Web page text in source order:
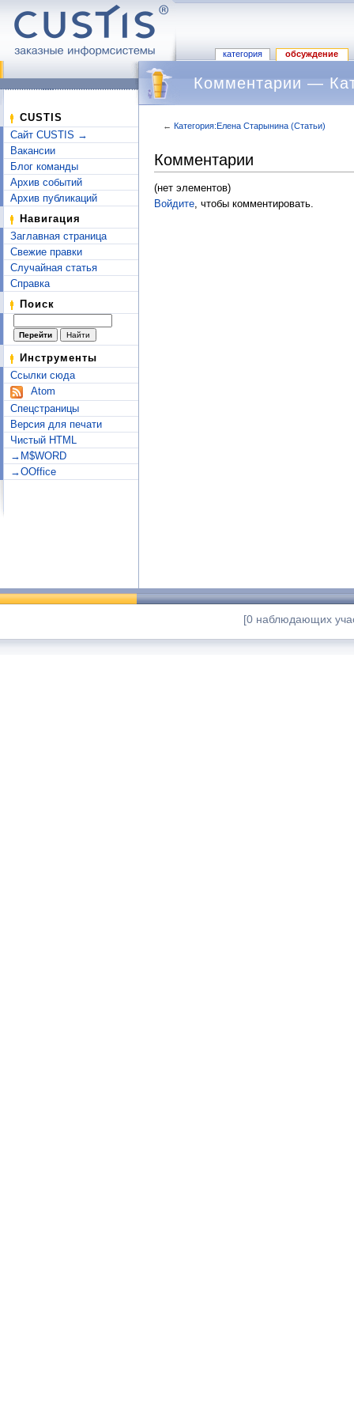
категория обсуждение
CUSTIS
Сайт CUSTIS →
Вакансии
Блог команды
Архив событий
Архив публикаций
Навигация
Заглавная страница
Свежие правки
Случайная статья
Справка
Поиск
Инструменты
Ссылки сюда
Atom
Спецстраницы
Версия для печати
Чистый HTML
→M$WORD
→OOffice
Комментарии —
← Категория:Елена Старынина (Статьи)
Комментарии
(нет элементов)
Войдите, чтобы комментировать.
[0 наблюдающих